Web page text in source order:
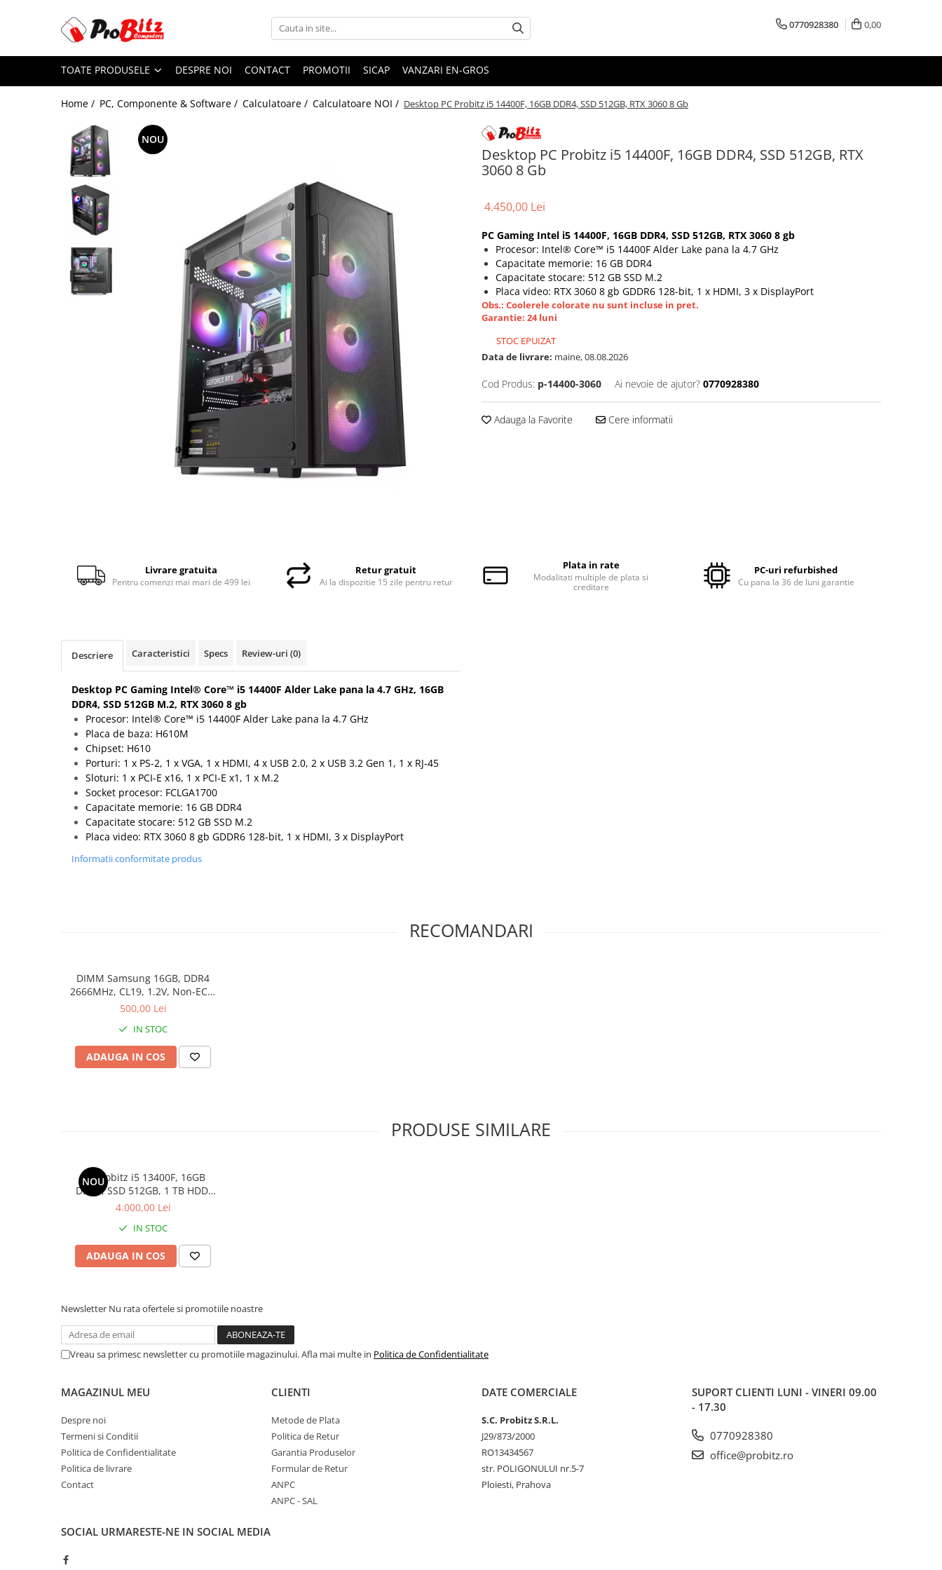
Toate Produsele
Laptopuri si accesorii
Laptopuri Renew
Laptopuri Refurbished
Laptopuri Second-hand
Componente NOI Laptop
Memorii laptop
Hard Disk-uri laptop
Baterii laptop
Componente REFURBISHED Laptop
Hard Disk-uri Refurbished
Calculatoare REFURBISHED
Calculatoare RENEW
Hard Disk-uri Desktop
Ventilatoare carcasa
Componente Renew/Refurbished
Componente All-in-One
Monitoare Refurbished
Monitoare Renew
Carcase server
Sisteme server
Stabilizatoare de tensiune
Periferice PC
Hard Disk-uri & SSD-uri externe
Statii GRAFICE
Statii GRAFICE NOI
Statii GRAFICE Refurbished
Accesorii Printing
Cartuse cerneala
0770928380 0,00
TOATE PRODUSELE DESPRE NOI CONTACT PROMOTII SICAP VANZARI EN-GROS
Home / PC, Componente & Software / Calculatoare / Calculatoare NOI / Desktop PC Probitz i5 14400F, 16GB DDR4, SSD 512GB, RTX 3060 8 Gb
Desktop PC Probitz i5 14400F, 16GB DDR4, SSD 512GB, RTX
3060 8 Gb
NOU
4.450,00 Lei
PC Gaming Intel i5 14400F, 16GB DDR4, SSD 512GB, RTX 3060 8 gb
Procesor: Intel® Core™ i5 14400F Alder Lake pana la 4.7 GHz
Capacitate memorie: 16 GB DDR4
Capacitate stocare: 512 GB SSD M.2
Placa video: RTX 3060 8 gb GDDR6 128-bit, 1 x HDMI, 3 x DisplayPort
Obs.: Coolerele colorate nu sunt incluse in pret.
Garantie: 24 luni
STOC EPUIZAT
Data de livrare: maine, 08.08.2026
Cod Produs: p-14400-3060 Ai nevoie de ajutor? 0770928380
Adauga la Favorite Cere informatii
Livrare gratuita
Pentru comenzi mai mari de 499 lei
Retur gratuit
Ai la dispozitie 15 zile pentru retur
Plata in rate
Modalitati multiple de plata si
creditare
PC-uri refurbished
Cu pana la 36 de luni garantie
Descriere Caracteristici Specs Review-uri (0)
Desktop PC Gaming Intel® Core™ i5 14400F Alder Lake pana la 4.7 GHz, 16GB
DDR4, SSD 512GB M.2, RTX 3060 8 gb
Procesor: Intel® Core™ i5 14400F Alder Lake pana la 4.7 GHz
Placa de baza: H610M
Chipset: H610
Porturi: 1 x PS-2, 1 x VGA, 1 x HDMI, 4 x USB 2.0, 2 x USB 3.2 Gen 1, 1 x RJ-45
Sloturi: 1 x PCI-E x16, 1 x PCI-E x1, 1 x M.2
Socket procesor: FCLGA1700
Capacitate memorie: 16 GB DDR4
Capacitate stocare: 512 GB SSD M.2
Placa video: RTX 3060 8 gb GDDR6 128-bit, 1 x HDMI, 3 x DisplayPort
Informatii conformitate produs
RECOMANDARI
DIMM Samsung 16GB, DDR4
2666MHz, CL19, 1.2V, Non-ECC,
bulk
500,00 Lei
IN STOC
ADAUGA IN COS
PRODUSE SIMILARE
NOU
PC Probitz i5 13400F, 16GB
DDR4, SSD 512GB, 1 TB HDD,
RTX 2060 6GB
4.000,00 Lei
IN STOC
ADAUGA IN COS
Newsletter Nu rata ofertele si promotiile noastre
Vreau sa primesc newsletter cu promotiile magazinului. Afla mai multe in Politica de Confidentialitate
MAGAZINUL MEU
Despre noi
Termeni si Conditii
Politica de Confidentialitate
Politica de livrare
Contact
CLIENTI
Metode de Plata
Politica de Retur
Garantia Produselor
Formular de Retur
ANPC
ANPC - SAL
DATE COMERCIALE
S.C. Probitz S.R.L.
J29/873/2000
RO13434567
str. POLIGONULUI nr.5-7
Ploiesti, Prahova
SUPORT CLIENTI LUNI - VINERI 09.00
- 17.30
0770928380
office@probitz.ro
SOCIAL URMARESTE-NE IN SOCIAL MEDIA